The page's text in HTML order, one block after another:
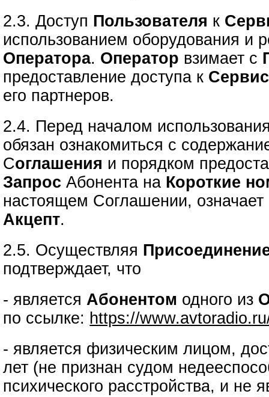
2.3. Доступ Пользователя к
использованием оборудования и
Оператора. Оператор взимает с
предоставление доступа к
его партнеров.
2.4. Перед началом
обязан ознакомиться с
Соглашения и порядком
ЗапросАбонента на Короткие
настоящем Соглашении, означает
Акцепт.
2.5. Осуществляя
подтверждает, что
- являетсяАбонентом одного из
по ссылке: https://
- является физическим лицом,
лет (не признан судом
психического расстройства, и не